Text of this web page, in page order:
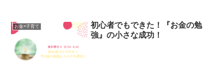
お金×子育て
初心者でもできた！『お金の勉
強』の小さな成功！